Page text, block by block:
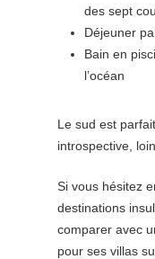
des sept
Déjeuner
Bain en
l’océan
Le sud est
introspective,
Si vous hésitez
destinations
comparer avec
pour ses villas